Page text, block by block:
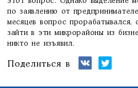
по заявлению от
месяцев вопрос прорабатывался,
зайти в эти микрорайоны из
никто не изъявил.
Поделиться в